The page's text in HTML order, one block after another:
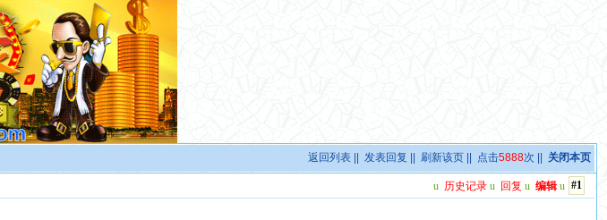
返回列表 ||发表回复 ||刷新该页 || 点击5888次 || 关闭本页
#1
u 历史记录 u 回复 u 编辑 u